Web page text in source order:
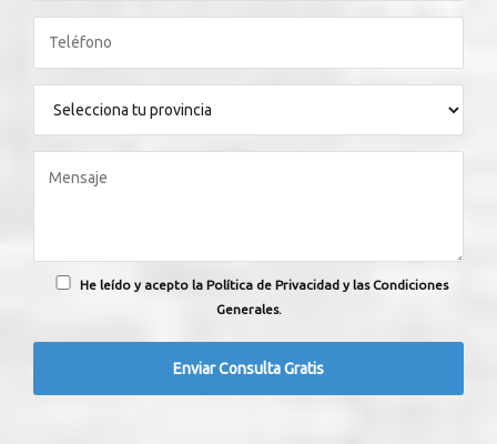
He leído y acepto la Política de Privacidad y las Condiciones
Generales.